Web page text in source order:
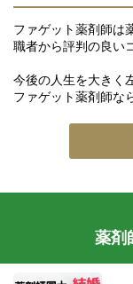
ファゲット薬剤師は
職者から評判の良い
今後の人生を大きく
ファゲット薬剤師な
薬剤